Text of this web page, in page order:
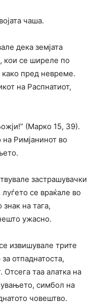
чаша.
дека земјата
кои се ширеле по
како пред невреме.
на Распнатиот,
(Марко 15, 39).
Римјанинот во
застрашувачки
се враќале во
на тага,
ужасно.
извишувале трите
отпаднатоста,
Отсега таа алатка на
симбол на
човештво.